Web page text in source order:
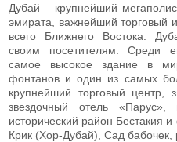
Дубай – крупнейший
эмирата, важнейший торговый
всего Ближнего Востока.
своим посетителям. Среди
самое высокое здание в
фонтанов и один из самых
крупнейший торговый центр,
звездочный отель «Парус»,
исторический район Бестакия
Крик (Хор-Дубай), Сад бабочек,